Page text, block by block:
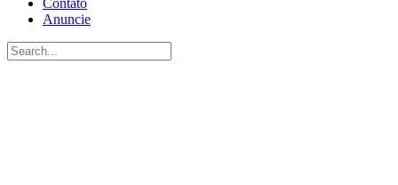
Contato
Anuncie